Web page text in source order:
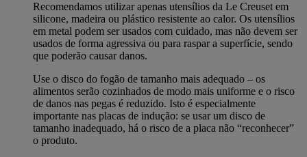
Recomendamos utilizar apenas utensílios da Le Creuset em
silicone, madeira ou plástico resistente ao calor. Os utensílios
em metal podem ser usados com cuidado, mas não devem ser
usados de forma agressiva ou para raspar a superfície, sendo
que poderão causar danos.
Use o disco do fogão de tamanho mais adequado – os
alimentos serão cozinhados de modo mais uniforme e o risco
de danos nas pegas é reduzido. Isto é especialmente
importante nas placas de indução: se usar um disco de
tamanho inadequado, há o risco de a placa não “reconhecer”
o produto.